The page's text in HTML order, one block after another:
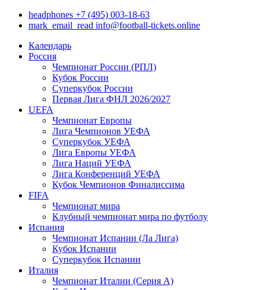
headphones +7 (495) 003-18-63
mark_email_read info@football-tickets.online
Календарь
Россия
Чемпионат России (РПЛ)
Кубок России
Суперкубок России
Первая Лига ФНЛ 2026/2027
UEFA
Чемпионат Европы
Лига Чемпионов УЕФА
Суперкубок УЕФА
Лига Европы УЕФА
Лига Наций УЕФА
Лига Конференций УЕФА
Кубок Чемпионов Финалиссима
FIFA
Чемпионат мира
Клубный чемпионат мира по футболу
Испания
Чемпионат Испании (Ла Лига)
Кубок Испании
Суперкубок Испании
Италия
Чемпионат Италии (Серия А)